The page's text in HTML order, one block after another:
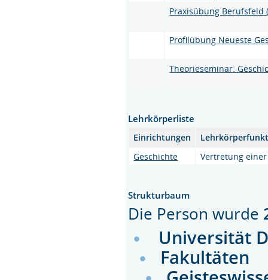
Praxisübung Berufsfeld
Profilübung Neueste
Theorieseminar:
Lehrkörperliste
Einrichtungen
Geschichte
Vertretung
Strukturbaum
Die Person wurde
Universität
Fakultäten